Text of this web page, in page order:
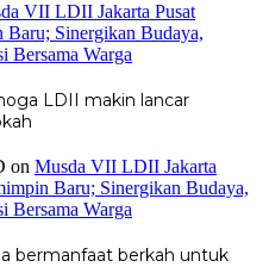
VII LDII Jakarta Pusat
Baru; Sinergikan Budaya,
Bersama Warga
LDII makin lancar
on Musda VII LDII Jakarta
Baru; Sinergikan Budaya,
Bersama Warga
bermanfaat berkah untuk